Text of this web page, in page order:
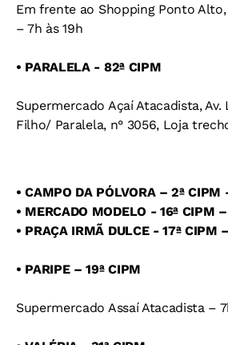
Em frente ao Shopping Ponto Alto,
– 7h às 19h
• PARALELA - 82ª CIPM
Supermercado Açaí Atacadista, Av.
Filho/ Paralela, n° 3056, Loja
• CAMPO DA PÓLVORA – 2ª
• MERCADO MODELO - 16ª CIPM
• PRAÇA IRMÃ DULCE - 17ª CIPM
• PARIPE – 19ª CIPM
Supermercado Assaí Atacadista –